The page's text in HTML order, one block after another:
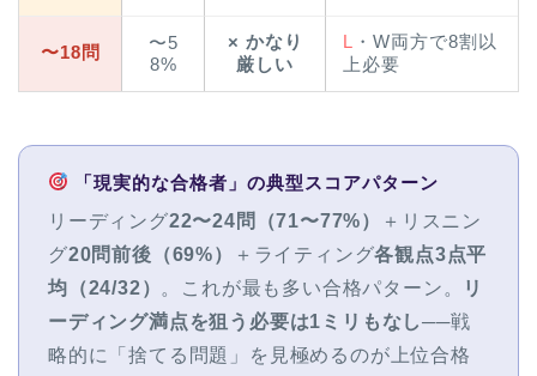
〜18問
〜5
8%
× かなり
厳しい
・W両方で8割以
上必要
「現実的な合格者」の典型スコアパターン
リーディング22〜24問（71〜77%）
＋リスニン
グ20問前後（69%） ＋ライティング各観点3点平
均（24/32） 。これが最も多い合格パターン。
リ
ーディング満点を狙う必要は1ミリもなし──戦
略的に「捨てる問題」を見極めるのが上位合格